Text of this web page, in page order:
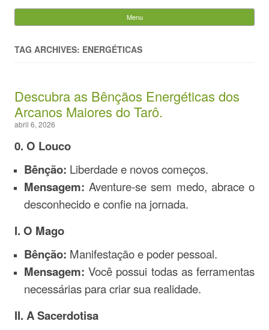
Evandro Legramonte
por:
Menu
TAG ARCHIVES: ENERGÉTICAS
Descubra as Bênçãos Energéticas dos
Arcanos Maiores do Tarô.
abril 6, 2026
0. O Louco
Bênção: Liberdade e novos começos.
Mensagem: Aventure-se sem medo, abrace o
desconhecido e confie na jornada.
I. O Mago
Bênção: Manifestação e poder pessoal.
Mensagem: Você possui todas as ferramentas
necessárias para criar sua realidade.
II. A Sacerdotisa